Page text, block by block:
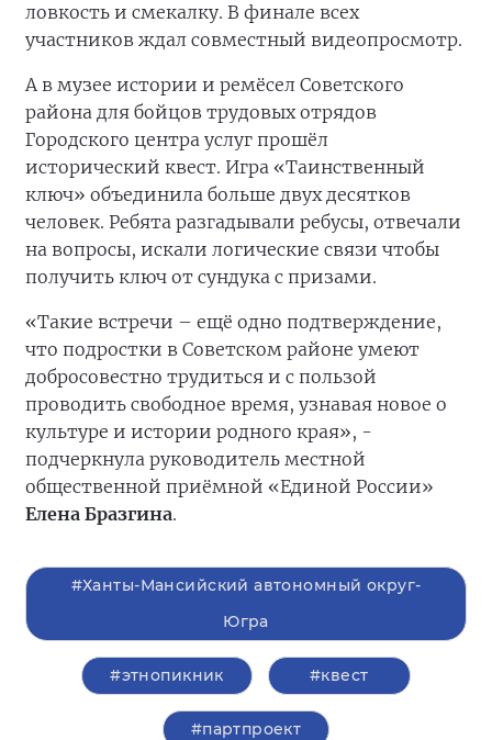
ловкость и смекалку. В финале всех
участников ждал совместный видеопросмотр.
А в музее истории и ремёсел Советского
района для бойцов трудовых отрядов
Городского центра услуг прошёл
исторический квест. Игра «Таинственный
ключ» объединила больше двух десятков
человек. Ребята разгадывали ребусы, отвечали
на вопросы, искали логические связи чтобы
получить ключ от сундука с призами.
«Такие встречи – ещё одно подтверждение,
что подростки в Советском районе умеют
добросовестно трудиться и с пользой
проводить свободное время, узнавая новое о
культуре и истории родного края», -
подчеркнула руководитель местной
общественной приёмной «Единой России»
Елена Бразгина.
#Ханты-Мансийский автономный округ-
Югра
#этнопикник #квест
#партпроект